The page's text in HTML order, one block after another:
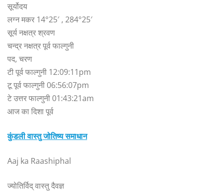
सूर्योदय
लग्न मकर 14°25′ , 284°25′
सूर्य नक्षत्र श्रवण
चन्द्र नक्षत्र पूर्व फाल्गुनी
पद, चरण
टी पूर्व फाल्गुनी 12:09:11pm
टू पूर्व फाल्गुनी 06:56:07pm
टे उत्तर फाल्गुनी 01:43:21am
आज का दिशा पूर्व
कुंडली वास्तु जोतिष्य समाधान
Aaj ka Raashiphal
ज्योतिर्विद् वास्तु दैवज्ञ